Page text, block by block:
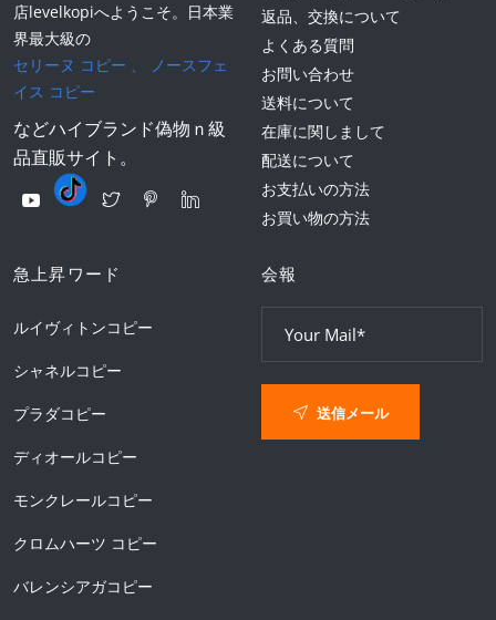
店levelkopiへようこそ。日本業
界最大級の
セリーヌ コピー 、
ノースフェ
イス コピー
などハイブランド偽物ｎ級
品直販サイト。
返品、交換について
よくある質問
お問い合わせ
送料について
在庫に関しまして
配送について
お支払いの方法
お買い物の方法
急上昇ワード
ルイヴィトンコピー
シャネルコピー
プラダコピー
ディオールコピー
モンクレールコピー
クロムハーツ コピー
バレンシアガコピー
会報
送信メール